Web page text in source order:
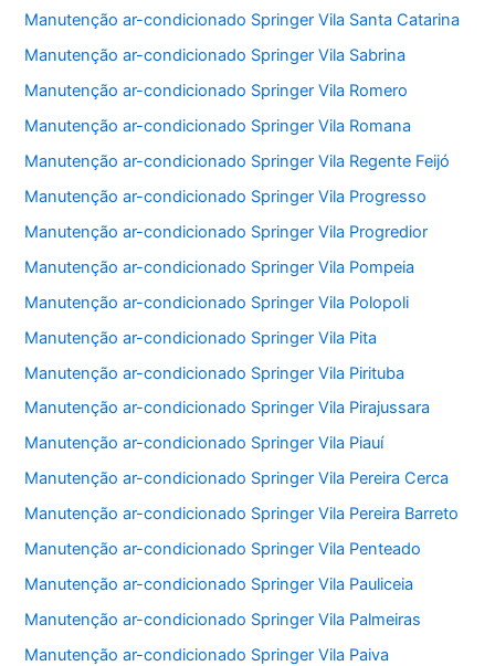
Manutenção ar-condicionado Springer Vila Santa Catarina
Manutenção ar-condicionado Springer Vila Sabrina
Manutenção ar-condicionado Springer Vila Romero
Manutenção ar-condicionado Springer Vila Romana
Manutenção ar-condicionado Springer Vila Regente Feijó
Manutenção ar-condicionado Springer Vila Progresso
Manutenção ar-condicionado Springer Vila Progredior
Manutenção ar-condicionado Springer Vila Pompeia
Manutenção ar-condicionado Springer Vila Polopoli
Manutenção ar-condicionado Springer Vila Pita
Manutenção ar-condicionado Springer Vila Pirituba
Manutenção ar-condicionado Springer Vila Pirajussara
Manutenção ar-condicionado Springer Vila Piauí
Manutenção ar-condicionado Springer Vila Pereira Cerca
Manutenção ar-condicionado Springer Vila Pereira Barreto
Manutenção ar-condicionado Springer Vila Penteado
Manutenção ar-condicionado Springer Vila Pauliceia
Manutenção ar-condicionado Springer Vila Palmeiras
Manutenção ar-condicionado Springer Vila Paiva